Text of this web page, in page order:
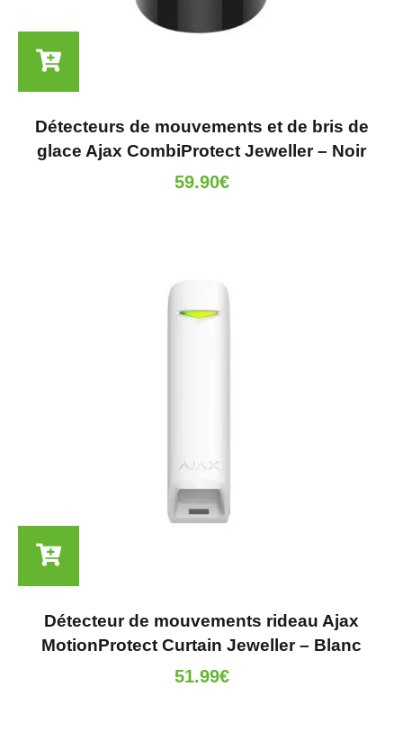
Détecteurs de mouvements et de bris de
glace Ajax CombiProtect Jeweller – Noir
59.90€
Détecteur de mouvements rideau Ajax
MotionProtect Curtain Jeweller – Blanc
51.99€